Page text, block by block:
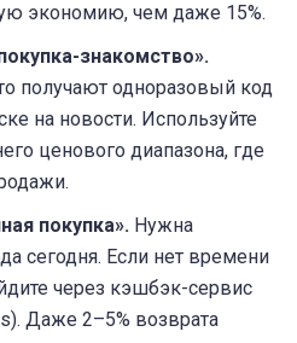
экономию, чем даже 15%.
знакомство».
получают одноразовый код
на новости. Используйте
ценового диапазона, где
покупка». Нужна
сегодня. Если нет времени
через кэшбэк-сервис
Даже 2–5% возврата